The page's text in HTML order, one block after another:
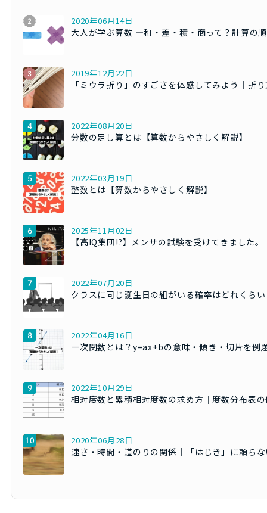
2020年06月14日
大人が学ぶ算数 ―和・差・積・商って？計算の
2019年12月22日
「ミウラ折り」のすごさを体感してみよう｜折
2022年08月20日
分数の足し算とは【算数からやさしく解説】
2022年03月19日
整数とは【算数からやさしく解説】
2025年11月02日
【高IQ集団!?】メンサの試験を受けてきました。
2022年07月20日
クラスに同じ誕生日の組がいる確率はどれくら
2022年04月16日
一次関数とは？y=ax+bの意味・傾き・切片を例
2022年10月29日
相対度数と累積相対度数の求め方｜度数分布表
2020年06月28日
速さ・時間・道のりの関係｜「はじき」に頼ら